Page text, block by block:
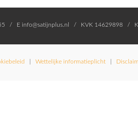
55 / E info@satijnplus.nl / KVK 14629898 /
Wettelijke informatieplicht|